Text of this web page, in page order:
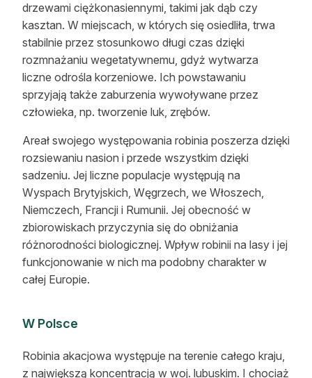
drzewami ciężkonasiennymi, takimi jak dąb czy
kasztan. W miejscach, w których się osiedliła, trwa
stabilnie przez stosunkowo długi czas dzięki
rozmnażaniu wegetatywnemu, gdyż wytwarza
liczne odrośla korzeniowe. Ich powstawaniu
sprzyjają także zaburzenia wywoływane przez
człowieka, np. tworzenie luk, zrębów.
Areał swojego występowania robinia poszerza dzięki
rozsiewaniu nasion i przede wszystkim dzięki
sadzeniu. Jej liczne populacje występują na
Wyspach Brytyjskich, Węgrzech, we Włoszech,
Niemczech, Francji i Rumunii. Jej obecność w
zbiorowiskach przyczynia się do obniżania
różnorodności biologicznej. Wpływ robinii na lasy i jej
funkcjonowanie w nich ma podobny charakter w
całej Europie.
W Polsce
Robinia akacjowa występuje na terenie całego kraju,
z największą koncentracją w woj. lubuskim. I chociaż